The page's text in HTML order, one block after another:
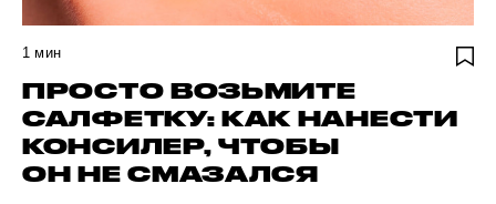
1 мин
ПРОСТО ВОЗЬМИТЕ
САЛФЕТКУ: КАК НАНЕСТИ
КОНСИЛЕР, ЧТОБЫ
ОН НЕ СМАЗАЛСЯ